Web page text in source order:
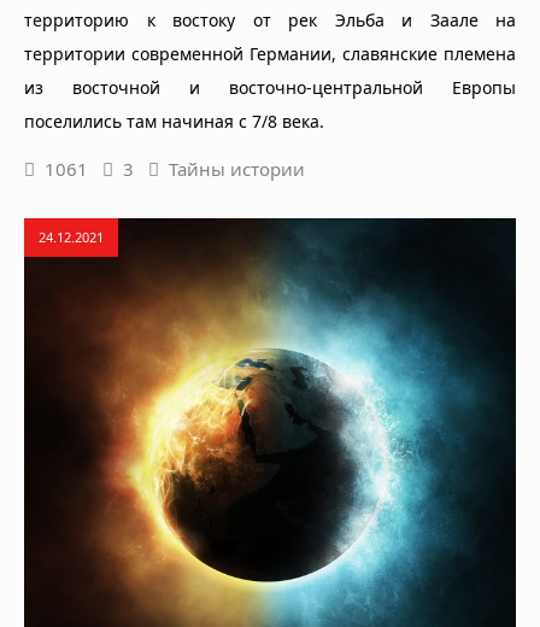
территорию к востоку от рек Эльба и Заале на
территории современной Германии, славянские племена
из восточной и восточно-центральной Европы
поселились там начиная с 7/8 века.
1061 3 Тайны истории
24.12.2021